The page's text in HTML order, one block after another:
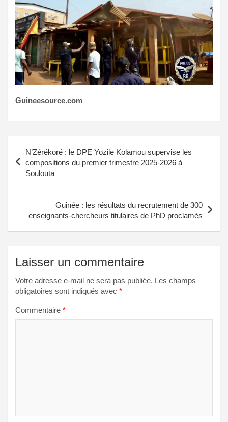
Guineesource.com
de
l’article
N’Zérékoré : le DPE Yozile Kolamou supervise les
compositions du premier trimestre 2025-2026 à
Soulouta
Guinée : les résultats du recrutement de 300
enseignants-chercheurs titulaires de PhD proclamés
Laisser un commentaire
Votre adresse e-mail ne sera pas publiée. Les champs
obligatoires sont indiqués avec *
Commentaire *